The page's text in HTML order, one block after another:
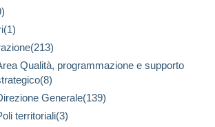
Qualità, programmazione e supporto
Generale(139)
territoriali(3)